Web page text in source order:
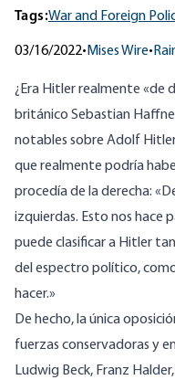
Tags:War and Foreign
03/16/2022• Mises Wire•
¿Era Hitler realmente «de
británico Sebastian
notables sobre Adolf
que realmente podría
procedía de la derecha:
izquierdas. Esto nos hace
puede clasificar a Hitler
del espectro político,
hacer.»
De hecho, la única
fuerzas conservadoras y
Ludwig Beck, Franz